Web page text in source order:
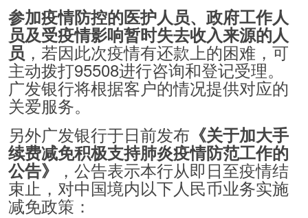
参加疫情防控的医护人员、政府工作人
员及受疫情影响暂时失去收入来源的人
员 ，若因此次疫情有还款上的困难，可
主动拨打95508进行咨询和登记受理。
广发银行将根据客户的情况提供对应的
关爱服务。
另外广发银行于日前发布 《关于加大手
续费减免积极支持肺炎疫情防范工作的
公告》 ，公告表示本行从即日至疫情结
束止，对中国境内以下人民币业务实施
减免政策：